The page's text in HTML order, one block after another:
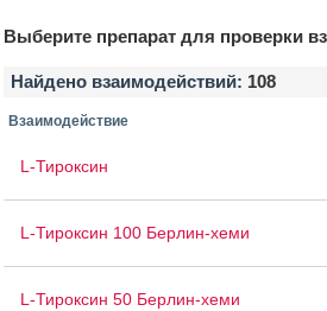
Выберите препарат для проверки
Найдено взаимодействий: 108
Взаимодействие
L-Тироксин
L-Тироксин 100 Берлин-хеми
L-Тироксин 50 Берлин-хеми